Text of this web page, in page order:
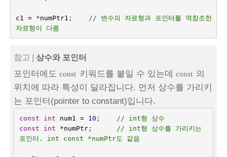
c1 = *numPtr1 ;
// 변수의 자료형과 포인터를 역참조한
자료형이 다름
참고 | 상수와 포인터
포인터에도 const 키워드를 붙일 수 있는데 const 의
위치에 따라 특성이 달라집니다. 먼저 상수를 가리키
는 포인터(pointer to constant)입니다.
const int num1 = 10 ;
// int형 상수
const
int *numPtr;
// int형 상수를 가리키는
포인터. int const *numPtr도 같음